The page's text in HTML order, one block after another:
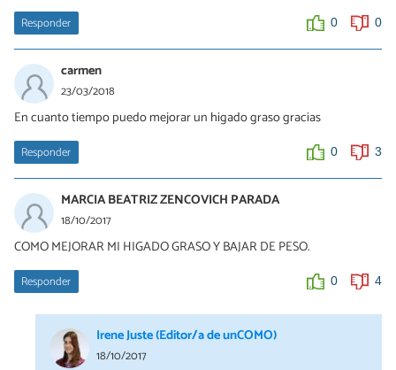
Responder 0 0
carmen
23/03/2018
En cuanto tiempo puedo mejorar un higado graso gracias
Responder 0 3
MARCIA BEATRIZ ZENCOVICH PARADA
18/10/2017
COMO MEJORAR MI HIGADO GRASO Y BAJAR DE PESO.
Responder 0 4
Irene Juste (Editor/a de unCOMO)
18/10/2017